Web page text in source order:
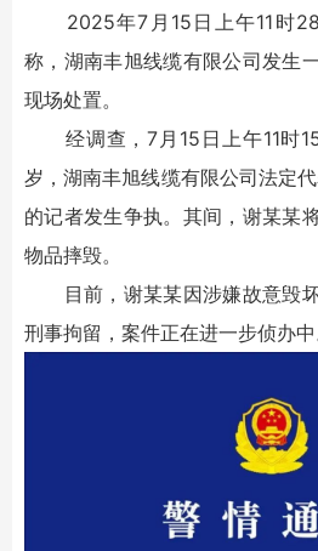
2025年7月15日上午11时28
称，湖南丰旭线缆有限公司发生
现场处置。
经调查，7月15日上午11时
岁，湖南丰旭线缆有限公司法定
的记者发生争执。其间，谢某某
物品摔毁。
目前，谢某某因涉嫌故意毁
刑事拘留，案件正在进一步侦办中